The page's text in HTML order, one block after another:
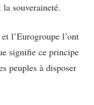
souveraineté.
l’Eurogroupe l’ont
signifie ce principe
peuples à disposer